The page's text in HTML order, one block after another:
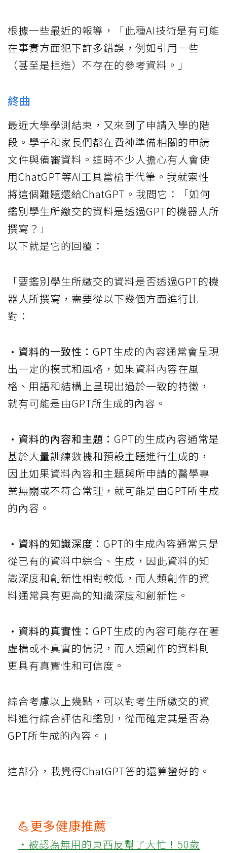
根據一些最近的報導，「此種AI技術是有可能
在事實方面犯下許多錯誤，例如引用一些
（甚至是捏造）不存在的參考資料。」
終曲
最近大學學測結束，又來到了申請入學的階
段。學子和家長們都在費神準備相關的申請
文件與備審資料。這時不少人擔心有人會使
用ChatGPT等AI工具當槍手代筆。我就索性
將這個難題還給ChatGPT。我問它：「如何
鑑別學生所繳交的資料是透過GPT的機器人所
撰寫？」
以下就是它的回覆：
「要鑑別學生所繳交的資料是否透過GPT的機
器人所撰寫，需要從以下幾個方面進行比
對：
•資料的一致性： GPT生成的內容通常會呈現
出一定的模式和風格，如果資料內容在風
格、用語和結構上呈現出過於一致的特徵，
就有可能是由GPT所生成的內容。
•資料的內容和主題： GPT的生成內容通常是
基於大量訓練數據和預設主題進行生成的，
因此如果資料內容和主題與所申請的醫學專
業無關或不符合常理，就可能是由GPT所生成
的內容。
•資料的知識深度： GPT的生成內容通常只是
從已有的資料中綜合、生成，因此資料的知
識深度和創新性相對較低，而人類創作的資
料通常具有更高的知識深度和創新性。
•資料的真實性： GPT生成的內容可能存在著
虛構或不真實的情況，而人類創作的資料則
更具有真實性和可信度。
綜合考慮以上幾點，可以對考生所繳交的資
料進行綜合評估和鑑別，從而確定其是否為
GPT所生成的內容。」
這部分，我覺得ChatGPT答的還算蠻好的。
💪更多健康推薦
‧被認為無用的東西反幫了大忙！50歲